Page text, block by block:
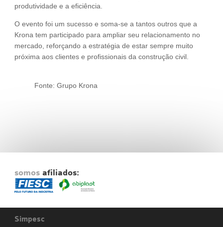
produtividade e a eficiência.
O evento foi um sucesso e soma-se a tantos outros que a
Krona tem participado para ampliar seu relacionamento no
mercado, reforçando a estratégia de estar sempre muito
próxima aos clientes e profissionais da construção civil.
Fonte: Grupo Krona
somos afiliados:
Simpesc